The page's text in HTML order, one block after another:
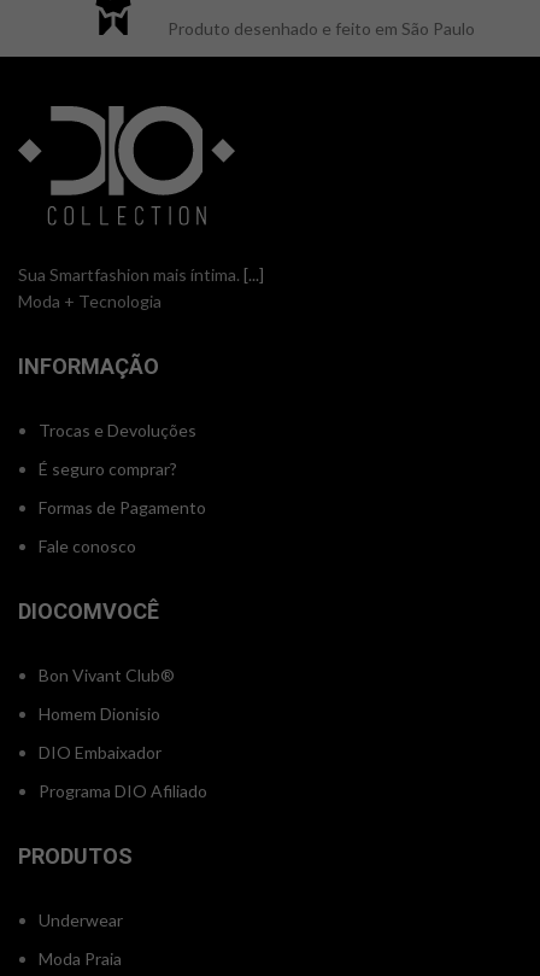
Produto desenhado e feito em São Paulo
Sua Smartfashion mais íntima. [...]
Moda + Tecnologia
INFORMAÇÃO
Trocas e Devoluções
É seguro comprar?
Formas de Pagamento
Fale conosco
DIOCOMVOCÊ
Bon Vivant Club®
Homem Dionisio
DIO Embaixador
Programa DIO Afiliado
PRODUTOS
Underwear
Moda Praia